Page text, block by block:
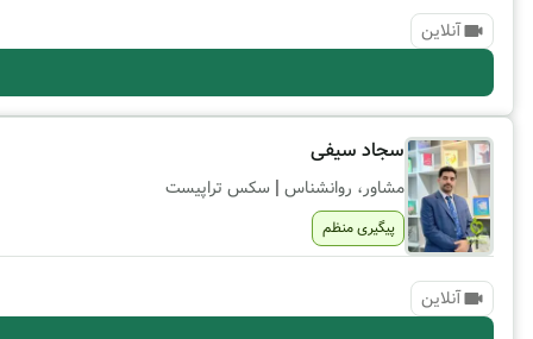
آنلاین
سجاد سیفی
مشاور، روانشناس | سکس تراپیست
پیگیری منظم
آنلاین